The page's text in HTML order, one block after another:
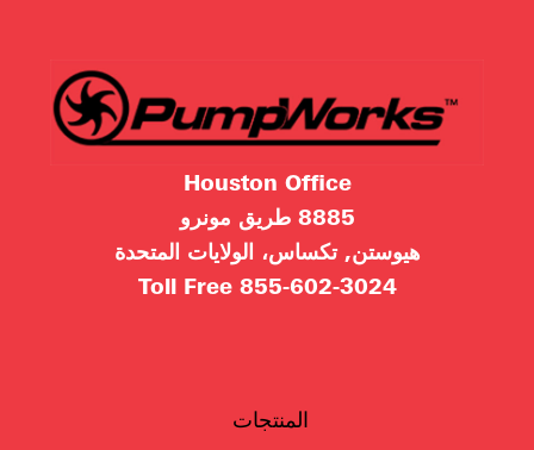
Houston Office
8885 طريق مونرو
هيوستن, تكساس، الولايات المتحدة
855-602-3024
Toll Free
المنتجات